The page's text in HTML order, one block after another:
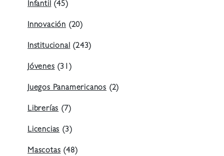
Infantil(45)
Innovación (20)
Institucional(243)
Jóvenes(31)
Juegos Panamericanos (2)
Librerías(7)
Licencias(3)
Mascotas(48)